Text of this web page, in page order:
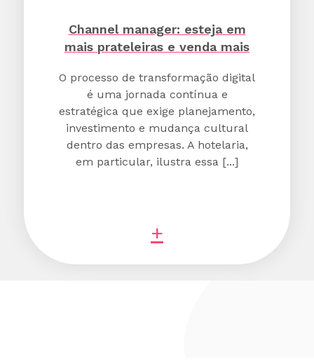
Channel manager: esteja em
mais prateleiras e venda mais
O processo de transformação digital
é uma jornada contínua e
estratégica que exige planejamento,
investimento e mudança cultural
dentro das empresas. A hotelaria,
em particular, ilustra essa [...]
+